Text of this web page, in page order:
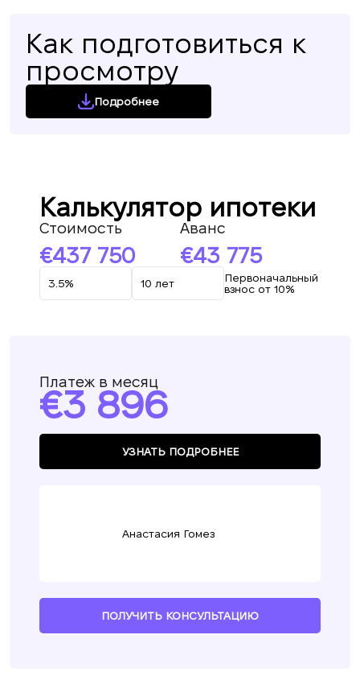
Как подготовиться к
просмотру
Подробнее
Калькулятор ипотеки
Стоимость
437 750
Аванс
43 775
Первоначальный
взнос от 10%
Платеж в месяц
3 896
УЗНАТЬ ПОДРОБНЕЕ
Анастасия Гомез
ПОЛУЧИТЬ КОНСУЛЬТАЦИЮ